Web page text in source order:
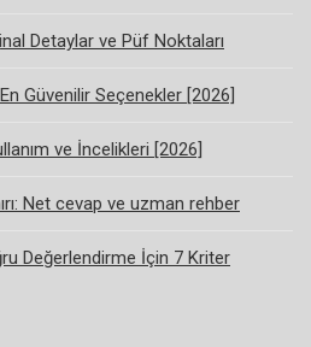
Detaylar ve Püf Noktaları
Güvenilir Seçenekler [2026]
ve İncelikleri [2026]
Net cevap ve uzman rehber
Değerlendirme İçin 7 Kriter